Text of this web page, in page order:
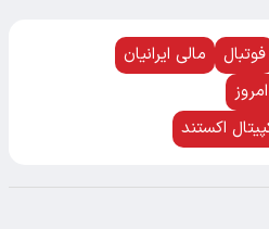
فوتبال
مالی ایرانیان
اکستند